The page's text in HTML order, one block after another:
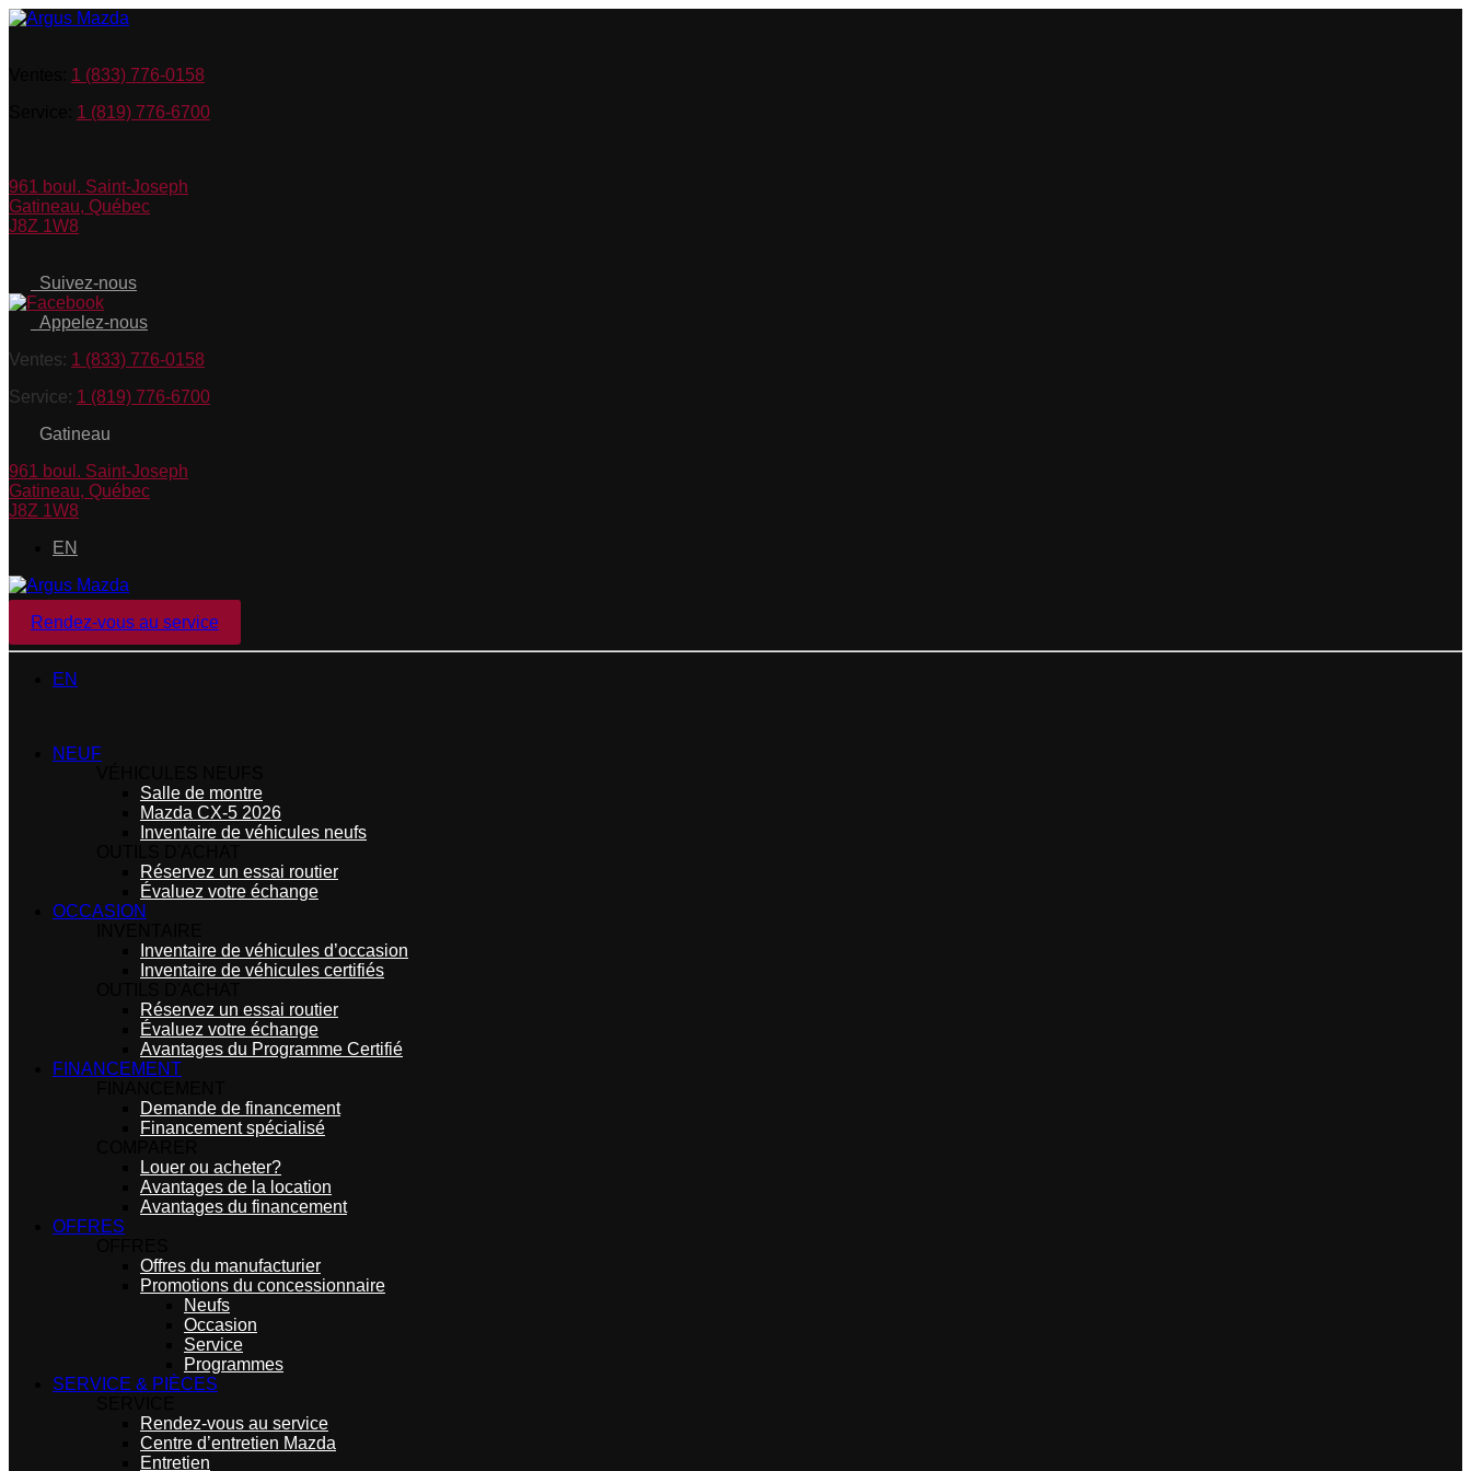
1 (833) 776-0158
1 (819) 776-6700
961 boul. Saint-Joseph
Gatineau, Québec
J8Z 1W8
Suivez-nous
Appelez-nous
Ventes: 1 (833) 776-0158
Service: 1 (819) 776-6700
Gatineau
961 boul. Saint-Joseph
Gatineau, Québec
J8Z 1W8
EN
Rendez-vous au service
EN
NEUF
Salle de montre
Mazda CX-5 2026
Inventaire de véhicules neufs
Réservez un essai routier
Évaluez votre échange
OCCASION
Inventaire de véhicules d’occasion
Inventaire de véhicules certifiés
Réservez un essai routier
Évaluez votre échange
Avantages du Programme Certifié
FINANCEMENT
Demande de financement
Financement spécialisé
Louer ou acheter?
Avantages de la location
Avantages du financement
OFFRES
Offres du manufacturier
Promotions du concessionnaire
Neufs
Occasion
Service
Programmes
SERVICE & PIÈCES
Rendez-vous au service
Centre d’entretien Mazda
Entretien